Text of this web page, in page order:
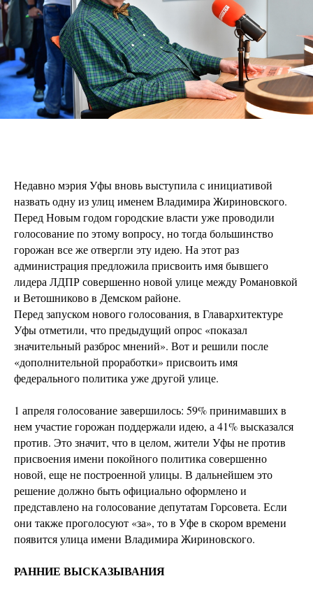
Недавно мэрия Уфы вновь выступила с инициативой
назвать одну из улиц именем Владимира Жириновского.
Перед Новым годом городские власти уже проводили
голосование по этому вопросу, но тогда большинство
горожан все же отвергли эту идею. На этот раз
администрация предложила присвоить имя бывшего
лидера ЛДПР совершенно новой улице между Романовкой
и Ветошниково в Демском районе.
Перед запуском нового голосования, в Главархитектуре
Уфы отметили, что предыдущий опрос «показал
значительный разброс мнений». Вот и решили после
«дополнительной проработки» присвоить имя
федерального политика уже другой улице.
1 апреля голосование завершилось: 59% принимавших в
нем участие горожан поддержали идею, а 41% высказался
против. Это значит, что в целом, жители Уфы не против
присвоения имени покойного политика совершенно
новой, еще не построенной улицы. В дальнейшем это
решение должно быть официально оформлено и
представлено на голосование депутатам Горсовета. Если
они также проголосуют «за», то в Уфе в скором времени
появится улица имени Владимира Жириновского.
РАННИЕ ВЫСКАЗЫВАНИЯ